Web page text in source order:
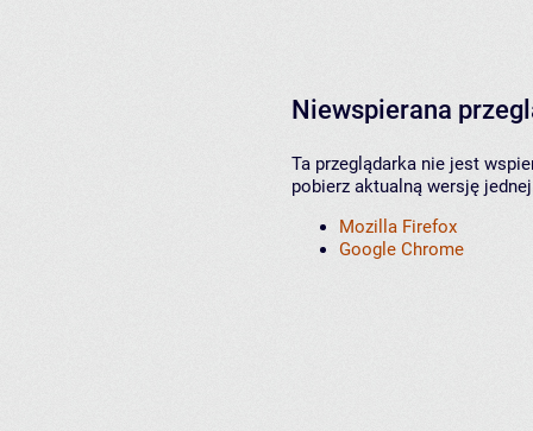
Niewspierana
Ta przeglądarka nie jest
pobierz aktualną wersję
Mozilla Firefox
Google Chrome